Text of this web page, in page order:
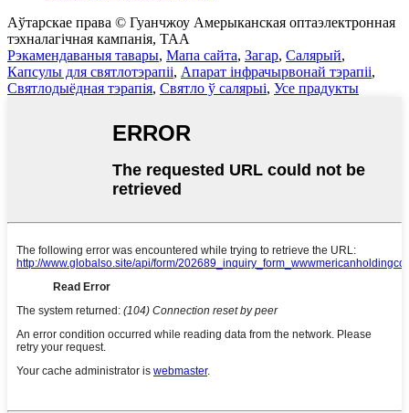
Аўтарскае права © Гуанчжоу Амерыканская оптаэлектронная
тэхналагічная кампанія, ТАА
Рэкамендаваныя тавары, Мапа сайта, Загар, Салярый,
Капсулы для святлотэрапіі, Апарат інфрачырвонай тэрапіі,
Святлодыёдная тэрапія, Святло ў салярыі, Усе прадукты